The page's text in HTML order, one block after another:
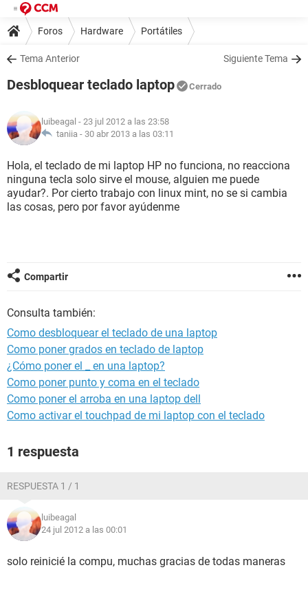
Foros Hardware Portátiles
Tema Anterior Siguiente Tema
Desbloquear teclado laptop Cerrado
luibeagal - 23 jul 2012 a las 23:58
taniia - 30 abr 2013 a las 03:11
Hola, el teclado de mi laptop HP no funciona, no reacciona
ninguna tecla solo sirve el mouse, alguien me puede
ayudar?. Por cierto trabajo con linux mint, no se si cambia
las cosas, pero por favor ayúdenme
Compartir
Consulta también:
Como desbloquear el teclado de una laptop
Como poner grados en teclado de laptop
¿Cómo poner el _ en una laptop?
Como poner punto y coma en el teclado
Como poner el arroba en una laptop dell
Como activar el touchpad de mi laptop con el teclado
1 respuesta
RESPUESTA 1 / 1
luibeagal
24 jul 2012 a las 00:01
solo reinicié la compu, muchas gracias de todas maneras